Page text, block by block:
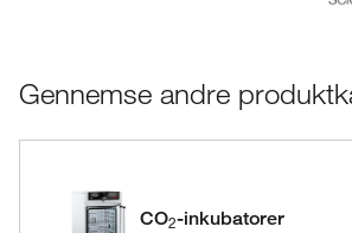
Gennemse andre
CO2-inkubatorer